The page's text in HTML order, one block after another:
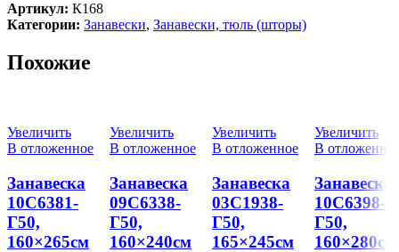
Артикул: К168
Категории: Занавески, Занавески, тюль (шторы)
Похожие
Увеличить
В отложенное
Занавеска
10С6381-
Г50,
160×265см
Увеличить
В отложенное
Занавеска
09С6338-
Г50,
160×240см
Увеличить
В отложенное
Занавеска
03С1938-
Г50,
165×245см
Увеличить
В
Занавеска
10С6398-
Г50,
160×280см